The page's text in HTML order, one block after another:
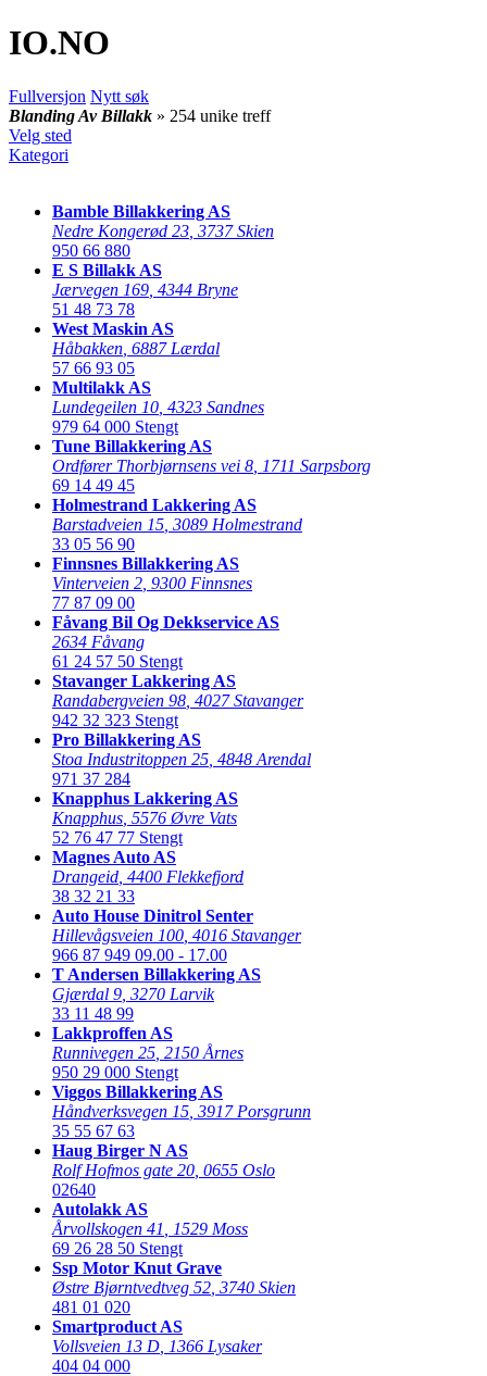
IO.NO
Fullversjon Nytt søk
Blanding Av Billakk » 254 unike treff
Velg sted
Kategori
Bamble Billakkering AS
Nedre Kongerød 23 3737 Skien
950 66 880
E S Billakk AS
Jærvegen 169 4344 Bryne
51 48 73 78
West Maskin AS
Håbakken 6887 Lærdal
57 66 93 05
Multilakk AS
Lundegeilen 10 4323 Sandnes
979 64 000 Stengt
Tune Billakkering AS
Ordfører Thorbjørnsens vei 8 1711 Sarpsborg
69 14 49 45
Holmestrand Lakkering AS
Barstadveien 15 3089 Holmestrand
33 05 56 90
Finnsnes Billakkering AS
Vinterveien 2 9300 Finnsnes
77 87 09 00
Fåvang Bil Og Dekkservice AS
2634 Fåvang
61 24 57 50 Stengt
Stavanger Lakkering AS
Randabergveien 98 4027 Stavanger
942 32 323 Stengt
Pro Billakkering AS
Stoa Industritoppen 25 4848 Arendal
971 37 284
Knapphus Lakkering AS
Knapphus 5576 Øvre Vats
52 76 47 77 Stengt
Magnes Auto AS
Drangeid 4400 Flekkefjord
38 32 21 33
Auto House Dinitrol Senter
Hillevågsveien 100 4016 Stavanger
966 87 949 09.00 - 17.00
T Andersen Billakkering AS
Gjærdal 9 3270 Larvik
33 11 48 99
Lakkproffen AS
Runnivegen 25 2150 Årnes
950 29 000 Stengt
Viggos Billakkering AS
Håndverksvegen 15 3917 Porsgrunn
35 55 67 63
Haug Birger N AS
Rolf Hofmos gate 20 0655 Oslo
02640
Autolakk AS
Årvollskogen 41
1529 Moss
69 26 28 50 Stengt
Ssp Motor Knut Grave
Østre Bjørntvedtveg 52 3740 Skien
481 01 020
Smartproduct AS
Vollsveien 13 D 1366 Lysaker
404 04 000